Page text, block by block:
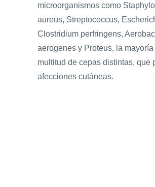
microorganismos como
aureus, Streptococcus,
Clostridium perfringens,
aerogenes y Proteus, la mayoría
multitud de cepas distintas, que
afecciones cutáneas.